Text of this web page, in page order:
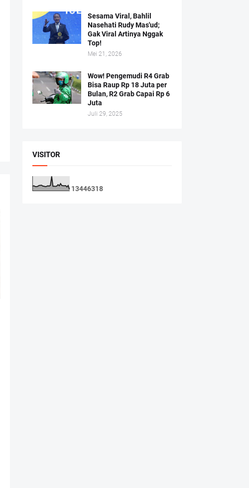
Sesama Viral, Bahlil
Nasehati Rudy Mas'ud;
Gak Viral Artinya Nggak
Top!
Mei 21, 2026
Wow! Pengemudi R4 Grab
Bisa Raup Rp 18 Juta per
Bulan, R2 Grab Capai Rp 6
Juta
Juli 29, 2025
VISITOR
13446318